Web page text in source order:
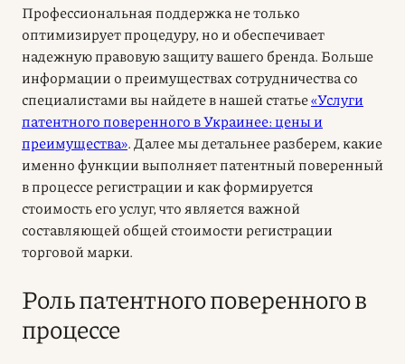
Профессиональная поддержка не только
оптимизирует процедуру, но и обеспечивает
надежную правовую защиту вашего бренда. Больше
информации о преимуществах сотрудничества со
специалистами вы найдете в нашей статье«Услуги
патентного поверенного в Украинее: цены и
преимущества». Далее мы детальнее разберем, какие
именно функции выполняет патентный поверенный
в процессе регистрации и как формируется
стоимость его услуг, что является важной
составляющей общей стоимости регистрации
торговой марки.
Роль патентного поверенного в
процессе